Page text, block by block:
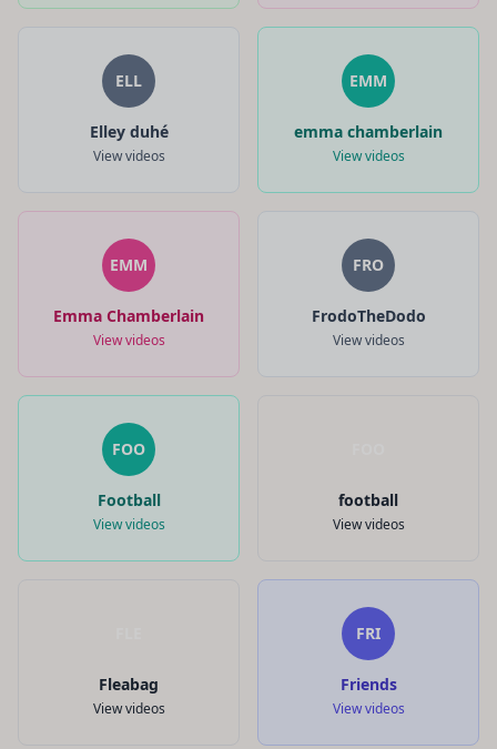
ELL
Elley duhé
View videos
EMM
emma chamberlain
View videos
EMM
Emma Chamberlain
View videos
FRO
FrodoTheDodo
View videos
FOO
Football
View videos
football
View videos
Fleabag
View videos
FRI
Friends
View videos